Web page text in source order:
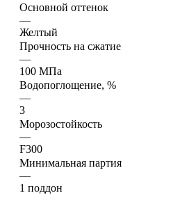
Основной оттенок
—
Желтый
Прочность на сжатие
—
100 МПа
Водопоглощение, %
—
3
Морозостойкость
—
F300
Минимальная партия
—
1 поддон